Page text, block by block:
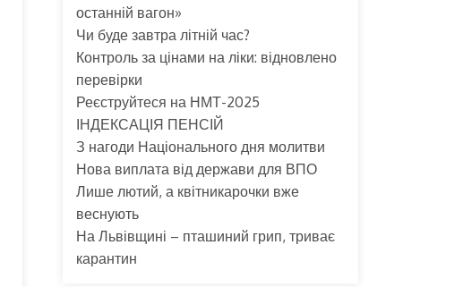
останній вагон»
Чи буде завтра літній час?
Контроль за цінами на ліки: відновлено
перевірки
Реєструйтеся на НМТ-2025
ІНДЕКСАЦІЯ ПЕНСІЙ
З нагоди Національного дня молитви
Нова виплата від держави для ВПО
Лише лютий, а квітникарочки вже
веснують
На Львівщині – пташиний грип, триває
карантин